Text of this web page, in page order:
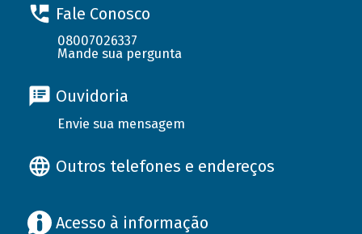
Fale Conosco
08007026337
Mande sua pergunta
Ouvidoria
Envie sua mensagem
Outros telefones e endereços
Acesso à informação